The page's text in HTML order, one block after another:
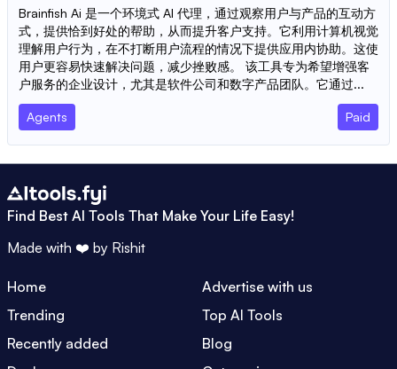
Brainfish Ai 是一个环境式 AI 代理，通过观察用户与产品的互动方
式，提供恰到好处的帮助，从而提升客户支持。它利用计算机视觉
理解用户行为，在不打断用户流程的情况下提供应用内协助。这使
用户更容易快速解决问题，减少挫败感。 该工具专为希望增强客
户服务的企业设计，尤其是软件公司和数字产品团队。它通过...
Agents Paid
Find Best AI Tools That Make Your Life Easy!
Made with ❤️ by Rishit
Home
Advertise with us
Trending
Top AI Tools
Recently added
Blog